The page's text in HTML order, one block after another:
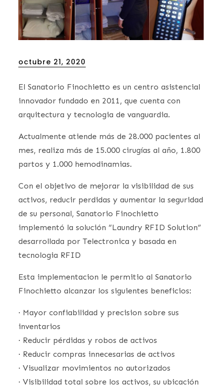
Posted
octubre 21, 2020
El Sanatorio Finochietto es un centro asistencial
innovador fundado en 2011, que cuenta con
arquitectura y tecnologia de vanguardia.
Actualmente atiende más de 28.000 pacientes al
mes, realiza más de 15.000 cirugías al año, 1.800
partos y 1.000 hemodinamias.
Con el objetivo de mejorar la visibilidad de sus
activos, reducir perdidas y aumentar la seguridad
de su personal, Sanatorio Finochietto
implementó la solución “Laundry RFID Solution”
desarrollada por Telectronica y basada en
tecnologia RFID
Esta implementacion le permitio al Sanatorio
Finochietto alcanzar los siguientes beneficios:
· Mayor confiabilidad y precision sobre sus
inventarios
· Reducir pérdidas y robos de activos
· Reducir compras innecesarias de activos
· Visualizar movimientos no autorizados
· Visibilidad total sobre los activos, su ubicación